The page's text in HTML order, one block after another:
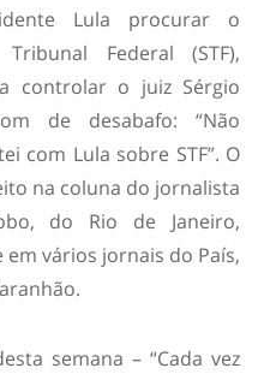
Lula procurar o
Federal (STF),
controlar o juiz Sérgio
de desabafo: “Não
com Lula sobre STF”. O
na coluna do jornalista
do Rio de Janeiro,
vários jornais do País,
semana – “Cada vez